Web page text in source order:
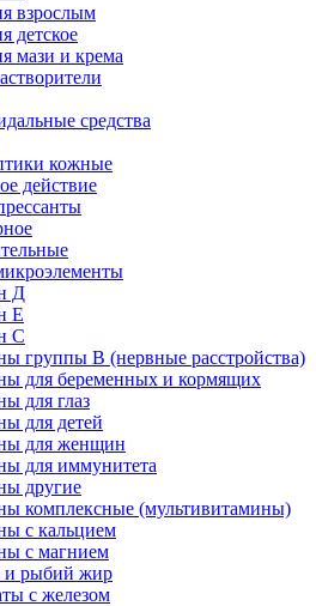
взрослым
детское
мази и крема
средства
кожные
действие
Д
Е
С
группы В (нервные расстройства)
для беременных и кормящих
для глаз
для детей
для женщин
для иммунитета
другие
комплексные (мультивитамины)
с кальцием
с магнием
и рыбий жир
с железом